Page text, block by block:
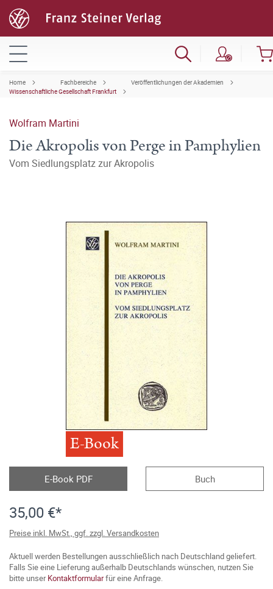
Home Fachbereiche
Veröffentlichungen der Akademien
Wissenschaftliche Gesellschaft Frankfurt
Wolfram Martini
Die Akropolis von Perge in Pamphylien
Vom Siedlungsplatz zur Akropolis
E-Book
E-Book PDF Buch
35,00 €*
Preise inkl. MwSt., ggf. zzgl. Versandkosten
Aktuell werden Bestellungen ausschließlich nach Deutschland geliefert.
Falls Sie eine Lieferung außerhalb Deutschlands wünschen, nutzen Sie
bitte unserKontaktformularfür eine Anfrage.